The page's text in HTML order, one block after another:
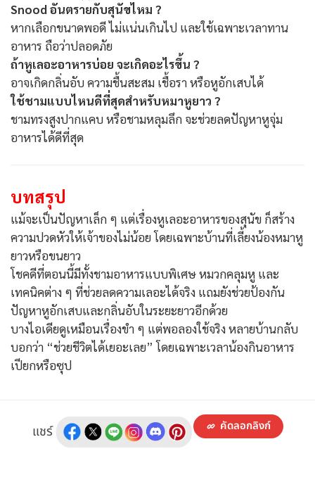
Snood อันตรายกับสุนัขไหม ?
หากเลือกขนาดพอดี ไม่แน่นเกินไป และใช้เฉพาะเวลาทาน
อาหาร ถือว่าปลอดภัย
ถ้าหูเลอะอาหารบ่อย จะเกิดอะไรขึ้น ?
อาจเกิดกลิ่นอับ ความชื้นสะสม เชื้อรา หรือหูอักเสบได้
ใช้ชามแบบไหนดีที่สุดสำหรับหมาหูยาว ?
ชามทรงสูงปากแคบ หรือชามหลุมลึก จะช่วยลดปัญหาหูจุ่ม
อาหารได้ดีที่สุด
บทสรุป
แม้จะเป็นปัญหาเล็ก ๆ แต่เรื่องหูเลอะอาหารของสุนัข ก็สร้าง
ความปวดหัวให้เจ้าของไม่น้อย โดยเฉพาะบ้านที่เลี้ยงน้องหมาหู
ยาวหรือขนยาว
โชคดีที่ตอนนี้มีทั้งชามอาหารแบบพิเศษ หมวกคลุมหู และ
เทคนิคต่าง ๆ ที่ช่วยลดความเลอะได้จริง แถมยังช่วยป้องกัน
ปัญหาหูอักเสบและกลิ่นอับในระยะยาวอีกด้วย
บางไอเดียดูเหมือนเรื่องขำ ๆ แต่พอลองใช้จริง หลายบ้านกลับ
บอกว่า “ช่วยชีวิตได้เยอะเลย” โดยเฉพาะเวลาน้องกินอาหาร
เปียกหรือซุป
แชร์ คัดลอกลิงก์